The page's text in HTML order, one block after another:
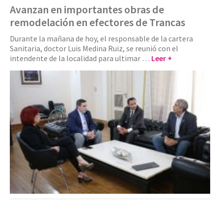
Avanzan en importantes obras de
remodelación en efectores de Trancas
Durante la mañana de hoy, el responsable de la cartera
Sanitaria, doctor Luis Medina Ruiz, se reunió con el
intendente de la localidad para ultimar … Leer +